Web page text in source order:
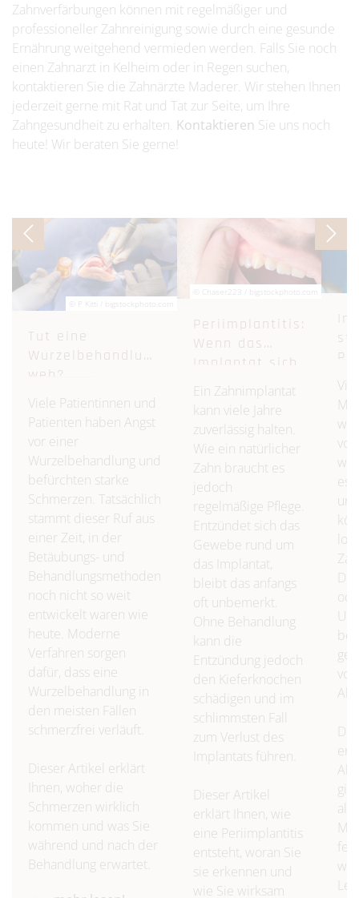
Zahnverfärbungen können mit regelmäßiger und
professioneller Zahnreinigung sowie durch eine gesunde
Ernährung weitgehend vermieden werden. Falls Sie noch
einen Zahnarzt in Kelheim oder in Regen suchen,
kontaktieren Sie die Zahnärzte Maderer. Wir stehen Ihnen
jederzeit gerne mit Rat und Tat zur Seite, um Ihre
Zahngesundheit zu erhalten. Kontaktieren Sie uns noch
heute! Wir beraten Sie gerne!
© P Kitti / bigstockphoto.com
Tut eine
Wurzelbehandlung
weh?
Viele Patientinnen und
Patienten haben Angst
vor einer
Wurzelbehandlung und
befürchten starke
Schmerzen. Tatsächlich
stammt dieser Ruf aus
einer Zeit, in der
Betäubungs- und
Behandlungsmethoden
noch nicht so weit
entwickelt waren wie
heute. Moderne
Verfahren sorgen
dafür, dass eine
Wurzelbehandlung in
den meisten Fällen
schmerzfrei verläuft.
Dieser Artikel erklärt
Ihnen, woher die
Schmerzen wirklich
kommen und was Sie
während und nach der
Behandlung erwartet.
© Chaser223 / bigstockphoto.com
Periimplantitis:
Wenn das
Implantat sich
entzündet
Ein Zahnimplantat
kann viele Jahre
zuverlässig halten.
Wie ein natürlicher
Zahn braucht es
jedoch
regelmäßige Pflege.
Entzündet sich das
Gewebe rund um
das Implantat,
bleibt das anfangs
oft unbemerkt.
Ohne Behandlung
kann die
Entzündung jedoch
den Kieferknochen
schädigen und im
schlimmsten Fall
zum Verlust des
Implantats führen.
Dieser Artikel
erklärt Ihnen, wie
eine Periimplantitis
entsteht, woran Sie
sie erkennen und
wie Sie wirksam
vor